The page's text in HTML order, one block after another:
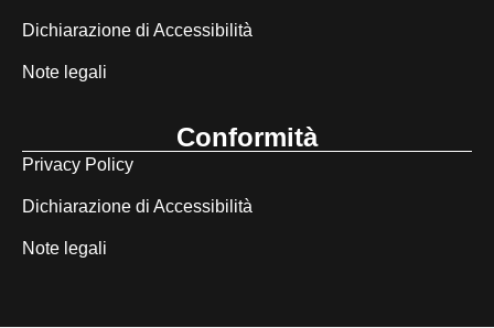
Dichiarazione di Accessibilità
Note legali
Conformità
Privacy Policy
Dichiarazione di Accessibilità
Note legali